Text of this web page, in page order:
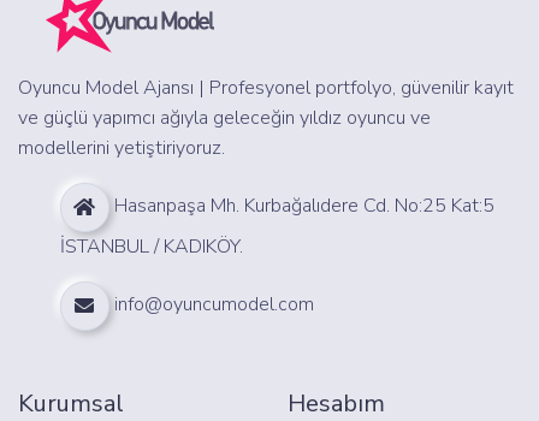
Oyuncu Model Ajansı | Profesyonel portfolyo, güvenilir kayıt
ve güçlü yapımcı ağıyla geleceğin yıldız oyuncu ve
modellerini yetiştiriyoruz.
Hasanpaşa Mh. Kurbağalıdere Cd. No:25 Kat:5
İSTANBUL / KADIKÖY.
info@oyuncumodel.com
Kurumsal Hesabım